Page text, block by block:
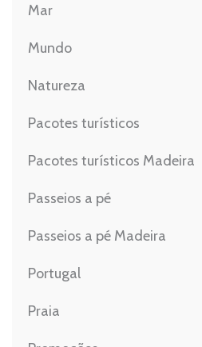
Mar
Mundo
Natureza
Pacotes turísticos
Pacotes turísticos Madeira
Passeios a pé
Passeios a pé Madeira
Portugal
Praia